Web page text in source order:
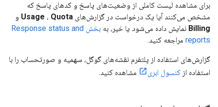
برای مشاهده لیست کاملی از وضعیت‌های پاسخ و کدهای پاسخ که
مشخص می‌کنند آیا یک درخواست در گزارش‌های
Usage ، Quota
و
Billing نمایش داده می‌شود یا خیر، به
بخش Response status and
reports مراجعه کنید.
گزارش‌های استفاده از پلتفرم نقشه‌های گوگل، سهمیه و صورتحساب را با
استفاده از کنسول ابری مشاهده کنید.